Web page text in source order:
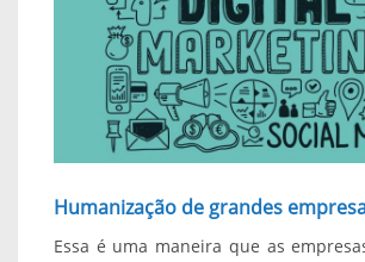
Humanização de grandes
Essa é uma maneira que as